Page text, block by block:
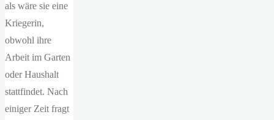
als wäre sie eine
Kriegerin,
obwohl ihre
Arbeit im Garten
oder Haushalt
stattfindet. Nach
einiger Zeit fragt